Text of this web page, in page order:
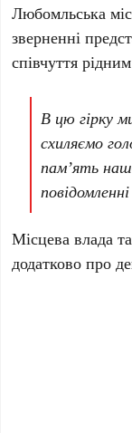
Любомльська
зверненні
співчуття
В цю гірку
схиляємо
пам’ять
повідомленні
Місцева влада
додатково про